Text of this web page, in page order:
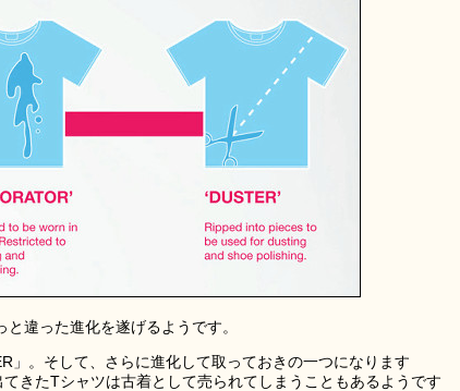
違った進化を遂げるようです。
」。そして、さらに進化して取っておきの一つになります
きたTシャツは古着として売られてしまうこともあるようです